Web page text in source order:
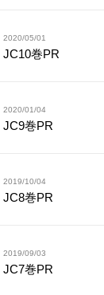
2020/05/01
JC10巻PR
2020/01/04
JC9巻PR
2019/10/04
JC8巻PR
2019/09/03
JC7巻PR